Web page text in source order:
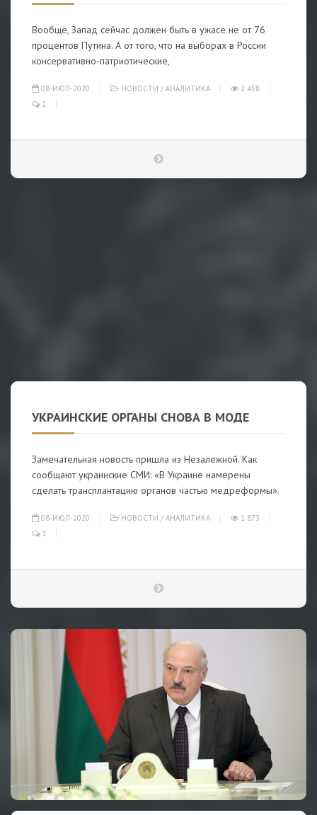
Вообще, Запад сейчас должен быть в ужасе не от 76
процентов Путина. А от того, что на выборах в России
консервативно-патриотические,
08-ИЮЛ-2020 НОВОСТИ / АНАЛИТИКА
2 458
2
УКРАИНСКИЕ ОРГАНЫ СНОВА В МОДЕ
Замечательная новость пришла из Незалежной. Как
сообщают украинские СМИ: «В Украине намерены
сделать трансплантацию органов частью медреформы».
08-ИЮЛ-2020 НОВОСТИ / АНАЛИТИКА
1 873
1